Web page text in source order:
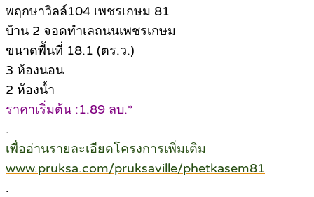
พฤกษาวิลล์104 เพชรเกษม 81
บ้าน 2 จอดทำเลถนนเพชรเกษม
ขนาดพื้นที่ 18.1 (ตร.ว.)
3 ห้องนอน
2 ห้องน้ำ
ราคาเริ่มต้น :1.89 ลบ.*
.
เพื่ออ่านรายละเอียดโครงการเพิ่มเติม
www.pruksa.com/pruksaville/phetkasem81
.